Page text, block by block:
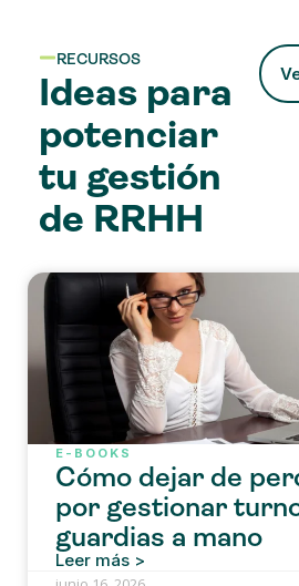
RECURSOS
Ideas para
potenciar
tu gestión
de RRHH
E-BOOKS
Cómo dejar de
por gestionar
guardias a mano
Leer más >